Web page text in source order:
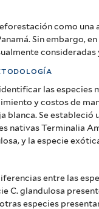
como
Sin embargo,
las especies
y costos de
blanca. Se
nativas Terminalia
y la especie
entre las
C. glandulosa
especies